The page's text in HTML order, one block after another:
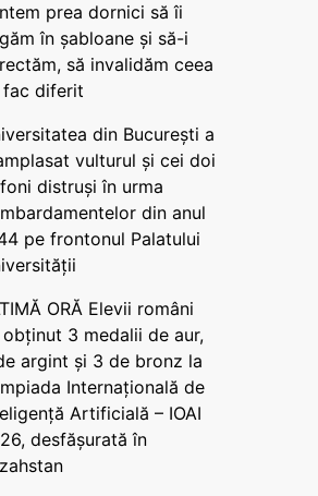
prea dornici să îi
în șabloane și să-i
să invalidăm ceea
fac diferit
din București a
vulturul și cei doi
distruși în urma
din anul
pe frontonul Palatului
ORĂ Elevii români
obținut 3 medalii de aur,
argint și 3 de bronz la
Internațională de
Artificială – IOAI
desfășurată în